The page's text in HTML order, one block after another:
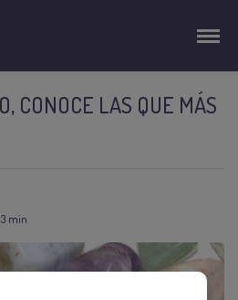
CONOCE LAS QUE MÁS
3 min